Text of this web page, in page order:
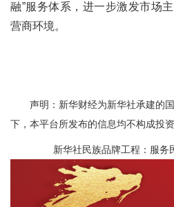
融”服务体系，进一步激发市场
营商环境。
声明：新华财经为新华社承建的
下，本平台所发布的信息均不构成投资
新华社民族品牌工程：服务